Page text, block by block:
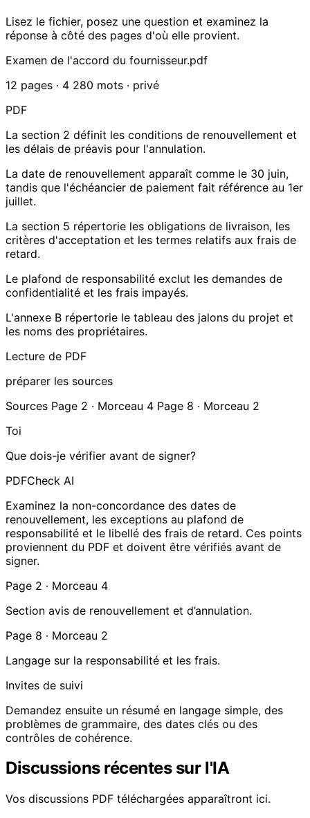
Lisez le fichier, posez une question et examinez la
réponse à côté des pages d'où elle provient.
Examen de l'accord du fournisseur.pdf
12 pages · 4 280 mots · privé
PDF
La section 2 définit les conditions de renouvellement et
les délais de préavis pour l'annulation.
La date de renouvellement apparaît comme le 30 juin,
tandis que l'échéancier de paiement fait référence au 1er
juillet.
La section 5 répertorie les obligations de livraison, les
critères d'acceptation et les termes relatifs aux frais de
retard.
Le plafond de responsabilité exclut les demandes de
confidentialité et les frais impayés.
L'annexe B répertorie le tableau des jalons du projet et
les noms des propriétaires.
Lecture de PDF
préparer les sources
Sources Page 2 · Morceau 4 Page 8 · Morceau 2
Toi
Que dois-je vérifier avant de signer?
PDFCheck AI
Examinez la non-concordance des dates de
renouvellement, les exceptions au plafond de
responsabilité et le libellé des frais de retard. Ces points
proviennent du PDF et doivent être vérifiés avant de
signer.
Page 2 · Morceau 4
Section avis de renouvellement et d’annulation.
Page 8 · Morceau 2
Langage sur la responsabilité et les frais.
Invites de suivi
Demandez ensuite un résumé en langage simple, des
problèmes de grammaire, des dates clés ou des
contrôles de cohérence.
Discussions récentes sur l'IA
Vos discussions PDF téléchargées apparaîtront ici.